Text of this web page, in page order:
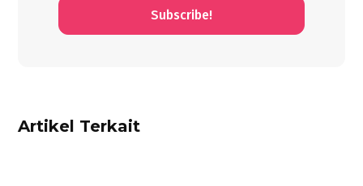
Subscribe!
Artikel Terkait